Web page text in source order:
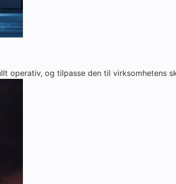
operativ, og tilpasse den til virksomhetens